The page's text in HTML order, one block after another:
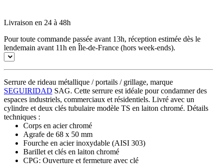
Livraison en 24 à 48h
Pour toute commande passée avant 13h, réception estimée dès le
lendemain avant 11h en Île-de-France (hors week-ends).
Serrure de rideau métallique / portails / grillage, marque
SEGUIRIDAD SAG. Cette serrure est idéale pour condamner des
espaces industriels, commerciaux et résidentiels. Livré avec un
cylindre et deux clés tubulaire modèle TS en laiton chromé. Détails
techniques :
Corps en acier chromé
Agrafe de 68 x 50 mm
Fourche en acier inoxydable (AISI 303)
Barillet et clés en laiton chromé
CPG: Ouverture et fermeture avec clé